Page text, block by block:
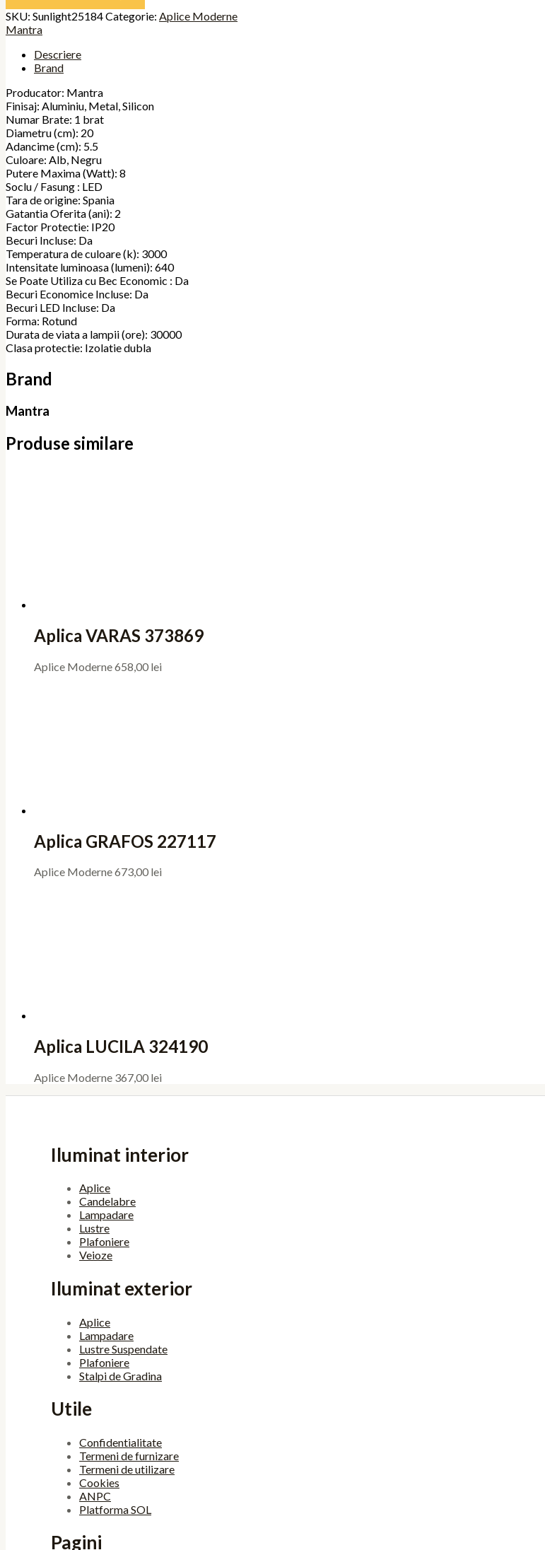
SKU: Sunlight25184Categorie: Aplice Moderne
Mantra
Descriere
Brand
Producator: Mantra
Finisaj: Aluminiu, Metal, Silicon
Numar Brate: 1 brat
Diametru (cm): 20
Adancime (cm): 5.5
Culoare: Alb, Negru
Putere Maxima (Watt): 8
Soclu / Fasung : LED
Tara de origine: Spania
Gatantia Oferita (ani): 2
Factor Protectie: IP20
Becuri Incluse: Da
Temperatura de culoare (k): 3000
Intensitate luminoasa (lumeni): 640
Se Poate Utiliza cu Bec Economic : Da
Becuri Economice Incluse: Da
Becuri LED Incluse: Da
Forma: Rotund
Durata de viata a lampii (ore): 30000
Clasa protectie: Izolatie dubla
Brand
Mantra
Produse similare
Aplica VARAS 373869
Aplice Moderne658,00 lei
Aplica GRAFOS 227117
Aplice Moderne673,00 lei
Aplica LUCILA 324190
Aplice Moderne 367,00 lei
Iluminat interior
Aplice
Candelabre
Lampadare
Lustre
Plafoniere
Veioze
Iluminat exterior
Aplice
Lampadare
Lustre Suspendate
Plafoniere
Stalpi de Gradina
Utile
Confidentialitate
Termeni de furnizare
Termeni de utilizare
Cookies
ANPC
Platforma SOL
Pagini